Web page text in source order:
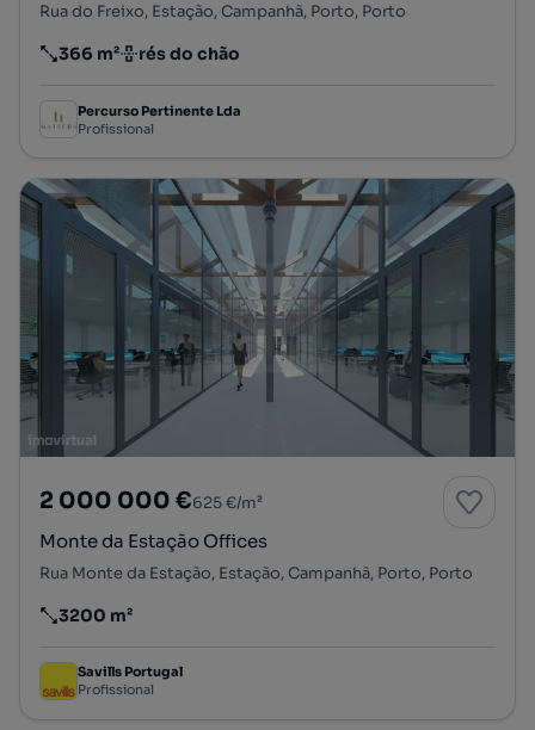
Rua do Freixo, Estação, Campanhã, Porto, Porto
Preço por metro quadrado
366 m²
Andar rés do chão
Percurso Pertinente Lda
Profissional
2 000 000 €625 €/m²
Monte da Estação Offices
Rua Monte da Estação, Estação, Campanhã, Porto, Porto
Preço por metro quadrado
3200 m²
Savills Portugal
Profissional